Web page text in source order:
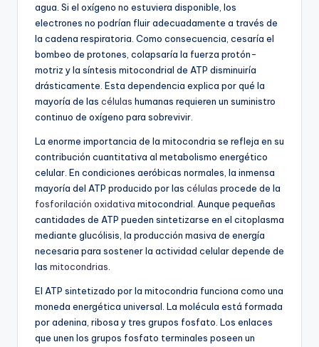
agua. Si el oxígeno no estuviera disponible, los
electrones no podrían fluir adecuadamente a través de
la cadena respiratoria. Como consecuencia, cesaría el
bombeo de protones, colapsaría la fuerza protón-
motriz y la síntesis mitocondrial de ATP disminuiría
drásticamente. Esta dependencia explica por qué la
mayoría de las células humanas requieren un suministro
continuo de oxígeno para sobrevivir.
La enorme importancia de la mitocondria se refleja en su
contribución cuantitativa al metabolismo energético
celular. En condiciones aeróbicas normales, la inmensa
mayoría del ATP producido por las células procede de la
fosforilación oxidativa mitocondrial. Aunque pequeñas
cantidades de ATP pueden sintetizarse en el citoplasma
mediante glucólisis, la producción masiva de energía
necesaria para sostener la actividad celular depende de
las mitocondrias
El ATP sintetizado por la mitocondria funciona como una
moneda energética universal. La molécula está formada
por adenina, ribosa y tres grupos fosfato. Los enlaces
que unen los grupos fosfato terminales poseen un